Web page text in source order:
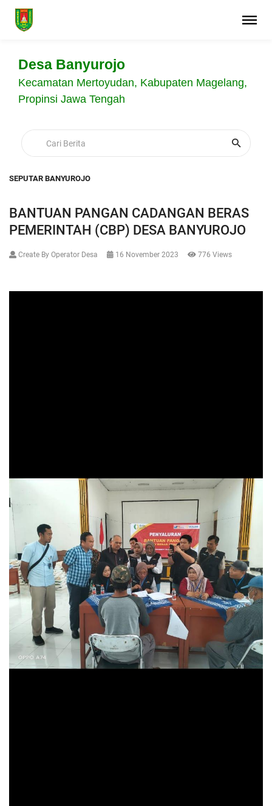
Desa Banyurojo
Kecamatan Mertoyudan, Kabupaten Magelang,
Propinsi Jawa Tengah
SEPUTAR BANYUROJO
BANTUAN PANGAN CADANGAN BERAS
PEMERINTAH (CBP) DESA BANYUROJO
Create By Operator Desa 16 November 2023 776 Views